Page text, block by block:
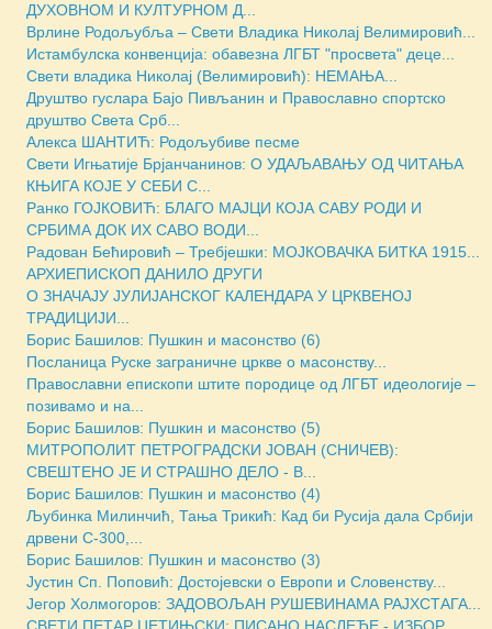
ДУХОВНОМ И КУЛТУРНОМ Д...
Врлине Родољубља – Свети Владика Николај Велимировић...
Истамбулска конвенција: обавезна ЛГБТ "просвета" деце...
Свети владика Николај (Велимировић): НЕМАЊА...
Друштво гуслара Бајо Пивљанин и Православно спортско
друштво Света Срб...
Алекса ШАНТИЋ: Родољубиве песме
Свети Игњатиjе Брјанчанинов: О УДАЉАВАЊУ ОД ЧИТАЊА
КЊИГА КОЈЕ У СЕБИ С...
Ранко ГОЈКОВИЋ: БЛАГО МАЈЦИ КОЈА САВУ РОДИ И
СРБИМА ДОК ИХ САВО ВОДИ...
Радован Бећировић – Требјешки: МОЈКОВАЧКА БИТКА 1915...
АРХИЕПИСКОП ДАНИЛО ДРУГИ
О ЗНАЧАЈУ ЈУЛИЈАНСКОГ КАЛЕНДАРА У ЦРКВЕНОЈ
ТРАДИЦИЈИ...
Борис Башилов: Пушкин и масонство (6)
Посланица Руске заграничне цркве о масонству...
Православни епископи штите породице од ЛГБТ идеологије –
позивамо и на...
Борис Башилов: Пушкин и масонство (5)
МИТРОПОЛИТ ПЕТРОГРАДСКИ ЈОВАН (СНИЧЕВ):
СВЕШТЕНО ЈЕ И СТРАШНО ДЕЛО - В...
Борис Башилов: Пушкин и масонство (4)
Љубинка Милинчић, Тања Трикић: Кад би Русија дала Србији
дрвени С-300,...
Борис Башилов: Пушкин и масонство (3)
Јустин Сп. Поповић: Достојевски о Европи и Словенству...
Јегор Холмогоров: ЗАДОВОЉАН РУШЕВИНАМА РАЈХСТАГА...